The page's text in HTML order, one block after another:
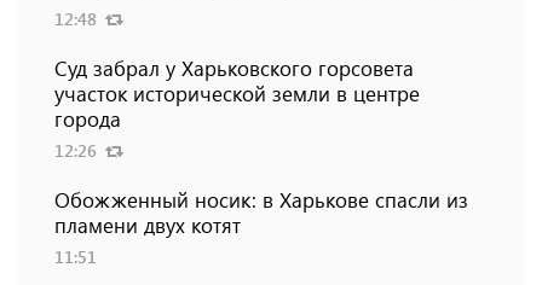
12:48
Суд забрал у Харьковского горсовета
участок исторической земли в центре
города
12:26
Обожженный носик: в Харькове спасли из
пламени двух котят
11:51